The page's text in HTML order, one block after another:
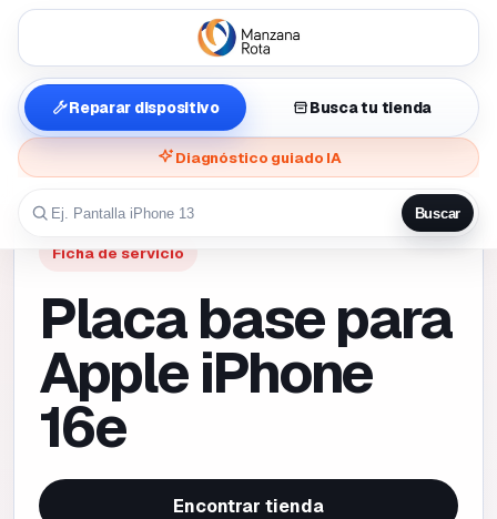
Reparar dispositivo Busca tu tienda
Diagnóstico guiado IA
Buscar
Ficha de servicio
Placa base para
Apple iPhone
16e
Encontrar tienda